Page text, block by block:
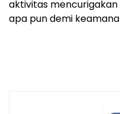
aktivitas
apa pun demi